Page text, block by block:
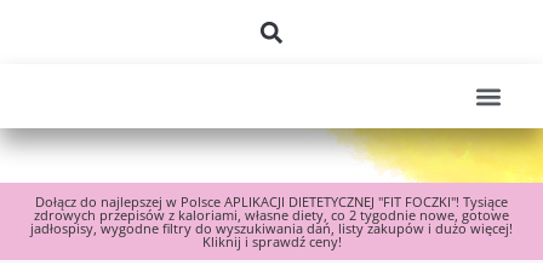
Dołącz do najlepszej w Polsce APLIKACJI DIETETYCZNEJ "FIT FOCZKI"! Tysiące
zdrowych przepisów z kaloriami, własne diety, co 2 tygodnie nowe, gotowe
jadłospisy, wygodne filtry do wyszukiwania dań, listy zakupów i dużo więcej!
Kliknij i sprawdź ceny!